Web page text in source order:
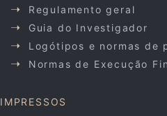
Regulamento geral
Guia do Investigador
Logótipos e normas de
Normas de Execução
IMPRESSOS